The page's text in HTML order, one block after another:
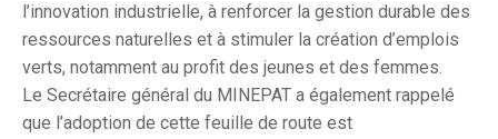
l’innovation industrielle, à renforcer la gestion durable des
ressources naturelles et à stimuler la création d’emplois
verts, notamment au profit des jeunes et des femmes.
Le Secrétaire général du MINEPAT a également rappelé
que l’adoption de cette feuille de route est